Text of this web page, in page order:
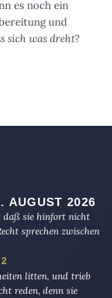
es noch ein
und
sich was dreht?
AUGUST 2026
daß sie hinfort nicht
sprechen zwischen
litten, und trieb
reden, denn sie